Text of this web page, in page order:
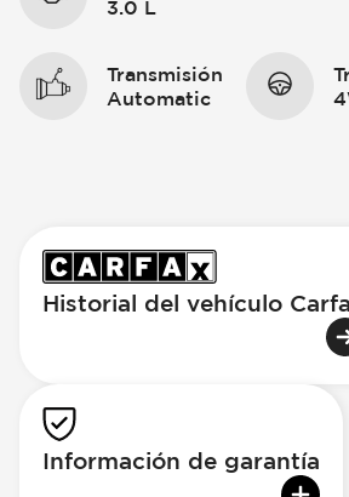
3.0 L
Transmisión
Automatic
Historial del vehículo
Información de garantía